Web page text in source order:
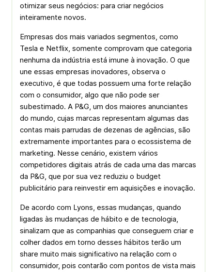
otimizar seus negócios: para criar negócios
inteiramente novos.
Empresas dos mais variados segmentos, como
Tesla e Netflix, somente comprovam que categoria
nenhuma da indústria está imune à inovação. O que
une essas empresas inovadores, observa o
executivo, é que todas possuem uma forte relação
com o consumidor, algo que não pode ser
subestimado. A P&G, um dos maiores anunciantes
do mundo, cujas marcas representam algumas das
contas mais parrudas de dezenas de agências, são
extremamente importantes para o ecossistema de
marketing. Nesse cenário, existem vários
competidores digitais atrás de cada uma das marcas
da P&G, que por sua vez reduziu o budget
publicitário para reinvestir em aquisições e inovação.
De acordo com Lyons, essas mudanças, quando
ligadas às mudanças de hábito e de tecnologia,
sinalizam que as companhias que conseguem criar e
colher dados em torno desses hábitos terão um
share muito mais significativo na relação com o
consumidor, pois contarão com pontos de vista mais